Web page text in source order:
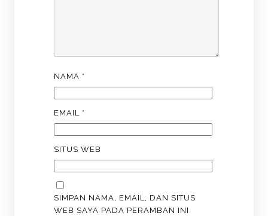
NAMA *
EMAIL *
SITUS WEB
SIMPAN NAMA, EMAIL, DAN SITUS
WEB SAYA PADA PERAMBAN INI